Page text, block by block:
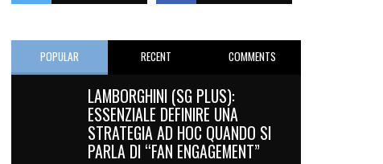
POPULAR RECENT COMMENTS
LAMBORGHINI (SG PLUS):
ESSENZIALE DEFINIRE UNA
STRATEGIA AD HOC QUANDO SI
PARLA DI “FAN ENGAGEMENT”